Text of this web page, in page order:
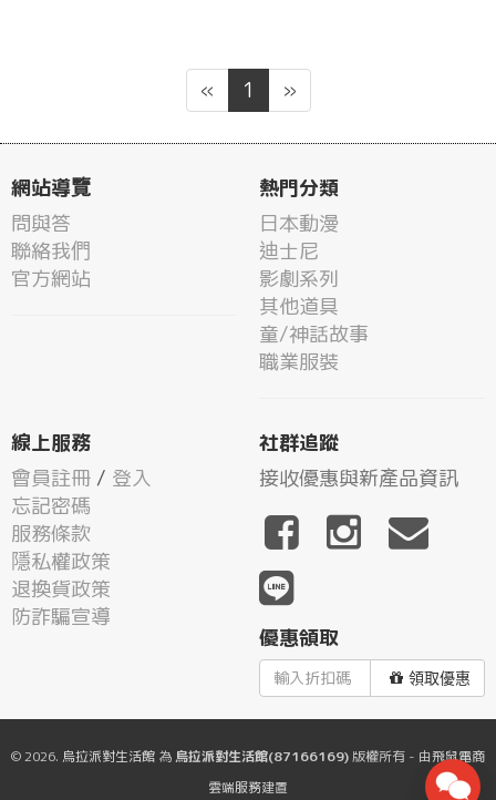
« 1 »
網站導覽
問與答
聯絡我們
官方網站
熱門分類
日本動漫
迪士尼
影劇系列
其他道具
童/神話故事
職業服裝
線上服務
會員註冊 / 登入
忘記密碼
服務條款
隱私權政策
退換貨政策
防詐騙宣導
社群追蹤
接收優惠與新產品資訊
優惠領取
領取優惠
© 2026. 烏拉派對生活館 為 烏拉派對生活館(87166169)版權所有 - 由飛鼠電商
雲端服務建置